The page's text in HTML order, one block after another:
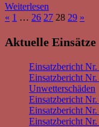
Weiterlesen
der
« Vorherige
1 … 26 27 28 29 »
Aktuelle Einsätze
Einsatzbericht
Einsatzbericht
Unwetterschäden
Einsatzbericht
Einsatzbericht
Einsatzbericht